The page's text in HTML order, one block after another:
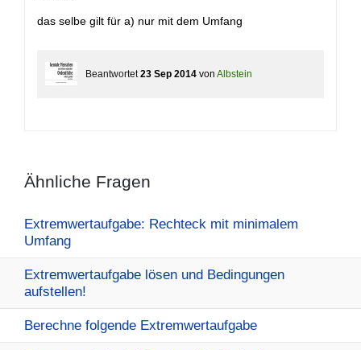
das selbe gilt für a) nur mit dem Umfang
Beantwortet 23 Sep 2014 von Albstein
Ähnliche Fragen
Extremwertaufgabe: Rechteck mit minimalem
Umfang
Extremwertaufgabe lösen und Bedingungen
aufstellen!
Berechne folgende Extremwertaufgabe